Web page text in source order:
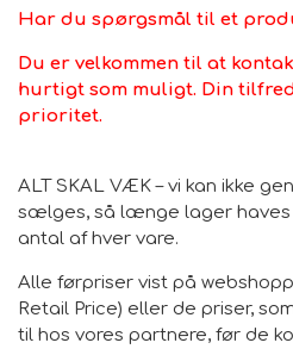
Velegnet til gulvvarme
Ja
Tips
Dup mindre pletter så hurtigt
ind i stoffet.
Har du spørgsmål til et
Du er velkommen til at
hurtigt som muligt. Din
prioritet.
ALT SKAL VÆK – vi kan ikke
sælges, så længe lager
antal af hver vare.
Alle førpriser vist på
Retail Price) eller de priser,
til hos vores partnere, før de